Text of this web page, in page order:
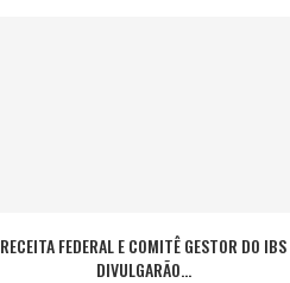
RECEITA FEDERAL E COMITÊ GESTOR DO IBS
DIVULGARÃO...